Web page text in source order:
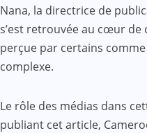
Nana, la directrice de
s’est retrouvée au cœur
perçue par certains
complexe.
Le rôle des médias dans
publiant cet article,